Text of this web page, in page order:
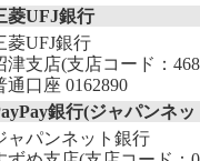
菱UFJ銀行
菱UFJ銀行
津支店(支店コード：
通口座 0162890
銀行(ジャパンネ
ャパンネット銀行